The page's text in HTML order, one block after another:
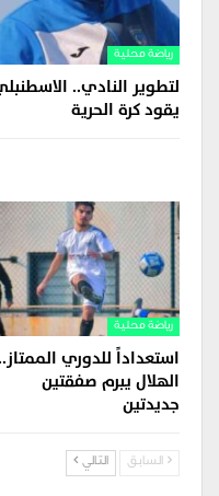
رياضة محلية
لتطوير النادي.. الاسطنبلي
يقود كرة الحرية
رياضة محلية
استعداداً للدوري الممتاز..
الهلال يبرم صفقتين
جديدتين
السابق التالي